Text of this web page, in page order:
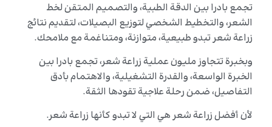
تجمع بادرا بين الدقة الطبية، والتصميم المتقن لخط
الشعر، والتخطيط الشخصي لتوزيع البصيلات، لتقديم نتائج
زراعة شعر تبدو طبيعية، متوازنة، ومتناغمة مع ملامحك.
وبخبرة تتجاوز مليون عملية زراعة شعر، تجمع بادرا بين
الخبرة الواسعة، والقدرة التشغيلية، والاهتمام بأدق
التفاصيل، ضمن رحلة علاجية تقودها الثقة.
لأن أفضل زراعة شعر هي التي لا تبدو كأنها زراعة شعر.